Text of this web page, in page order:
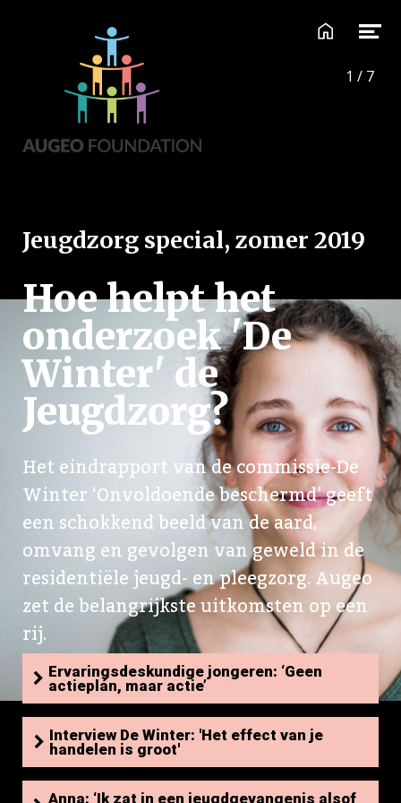
Jeugdzorg special, zomer 2019
Hoe helpt het
onderzoek 'De
Winter' de
Jeugdzorg?
Het eindrapport van de commissie-De
Winter ‘Onvoldoende beschermd’ geeft
een schokkend beeld van de aard,
omvang en gevolgen van geweld in de
residentiële jeugd- en pleegzorg. Augeo
zet de belangrijkste uitkomsten op een
rij.
Ervaringsdeskundige jongeren: ‘Geen
actieplán, maar actie’
Interview De Winter: 'Het effect van je
handelen is groot'
Anna: ‘Ik zat in een jeugdgevangenis alsof
1 / 7